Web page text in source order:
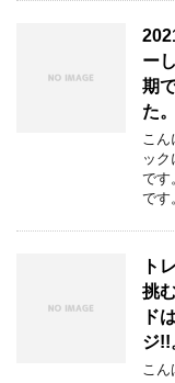
ー
期
た。
こん
ッ
です
で
ト
挑
ド
ジ!!
こん